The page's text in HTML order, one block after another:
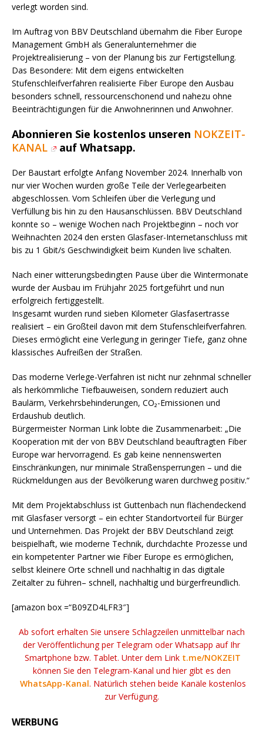
verlegt worden sind.
Im Auftrag von BBV Deutschland übernahm die Fiber Europe
Management GmbH als Generalunternehmer die
Projektrealisierung – von der Planung bis zur Fertigstellung.
Das Besondere: Mit dem eigens entwickelten
Stufenschleifverfahren realisierte Fiber Europe den Ausbau
besonders schnell, ressourcenschonend und nahezu ohne
Beeinträchtigungen für die Anwohnerinnen und Anwohner.
Abonnieren Sie kostenlos unseren NOKZEIT-
KANAL
auf Whatsapp.
Der Baustart erfolgte Anfang November 2024. Innerhalb von
nur vier Wochen wurden große Teile der Verlegearbeiten
abgeschlossen. Vom Schleifen über die Verlegung und
Verfüllung bis hin zu den Hausanschlüssen. BBV Deutschland
konnte so – wenige Wochen nach Projektbeginn – noch vor
Weihnachten 2024 den ersten Glasfaser-Internetanschluss mit
bis zu 1 Gbit/s Geschwindigkeit beim Kunden live schalten.
Nach einer witterungsbedingten Pause über die Wintermonate
wurde der Ausbau im Frühjahr 2025 fortgeführt und nun
erfolgreich fertiggestellt.
Insgesamt wurden rund sieben Kilometer Glasfasertrasse
realisiert – ein Großteil davon mit dem Stufenschleifverfahren.
Dieses ermöglicht eine Verlegung in geringer Tiefe, ganz ohne
klassisches Aufreißen der Straßen.
Das moderne Verlege-Verfahren ist nicht nur zehnmal schneller
als herkömmliche Tiefbauweisen, sondern reduziert auch
Baulärm, Verkehrsbehinderungen, CO₂-Emissionen und
Erdaushub deutlich.
Bürgermeister Norman Link lobte die Zusammenarbeit: „Die
Kooperation mit der von BBV Deutschland beauftragten Fiber
Europe war hervorragend. Es gab keine nennenswerten
Einschränkungen, nur minimale Straßensperrungen – und die
Rückmeldungen aus der Bevölkerung waren durchweg positiv.“
Mit dem Projektabschluss ist Guttenbach nun flächendeckend
mit Glasfaser versorgt – ein echter Standortvorteil für Bürger
und Unternehmen. Das Projekt der BBV Deutschland zeigt
beispielhaft, wie moderne Technik, durchdachte Prozesse und
ein kompetenter Partner wie Fiber Europe es ermöglichen,
selbst kleinere Orte schnell und nachhaltig in das digitale
Zeitalter zu führen– schnell, nachhaltig und bürgerfreundlich.
[amazon box =“B09ZD4LFR3″]
Ab sofort erhalten Sie unsere Schlagzeilen unmittelbar nach
der Veröffentlichung per Telegram oder Whatsapp auf Ihr
Smartphone bzw. Tablet. Unter dem Link t.me/NOKZEIT
können Sie den Telegram-Kanal und hier gibt es den
WhatsApp-Kanal. Natürlich stehen beide Kanäle kostenlos
zur Verfügung.
WERBUNG